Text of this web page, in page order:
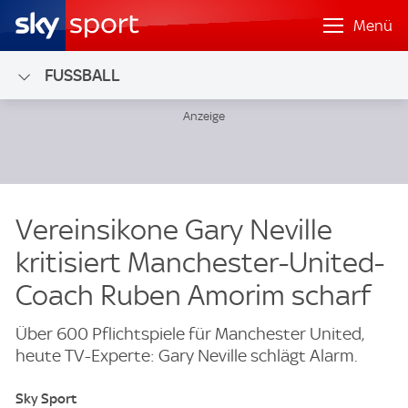
Menü
FUSSBALL
Vereinsikone Gary Neville
kritisiert Manchester-United-
Coach Ruben Amorim scharf
Über 600 Pflichtspiele für Manchester United,
heute TV-Experte: Gary Neville schlägt Alarm.
Sky Sport